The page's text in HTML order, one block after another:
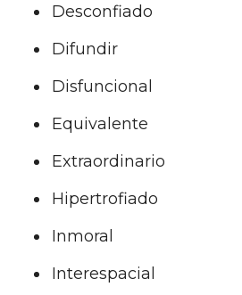
Desconfiado
Difundir
Disfuncional
Equivalente
Extraordinario
Hipertrofiado
Inmoral
Interespacial